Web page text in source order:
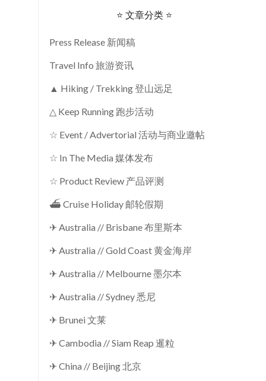
⭐ 文章分类 ⭐
Press Release 新闻稿
Travel Info 旅游资讯
▲ Hiking / Trekking 登山远足
△ Keep Running 跑步活动
☆ Event / Advertorial 活动与商业邀帖
☆ In The Media 媒体发布
☆ Product Review 产品评测
⛴ Cruise Holiday 邮轮假期
✈ Australia // Brisbane 布里斯本
✈ Australia // Gold Coast 黄金海岸
✈ Australia // Melbourne 墨尔本
✈ Australia // Sydney 悉尼
✈ Brunei 文莱
✈ Cambodia // Siam Reap 暹粒
✈ China // Beijing 北京